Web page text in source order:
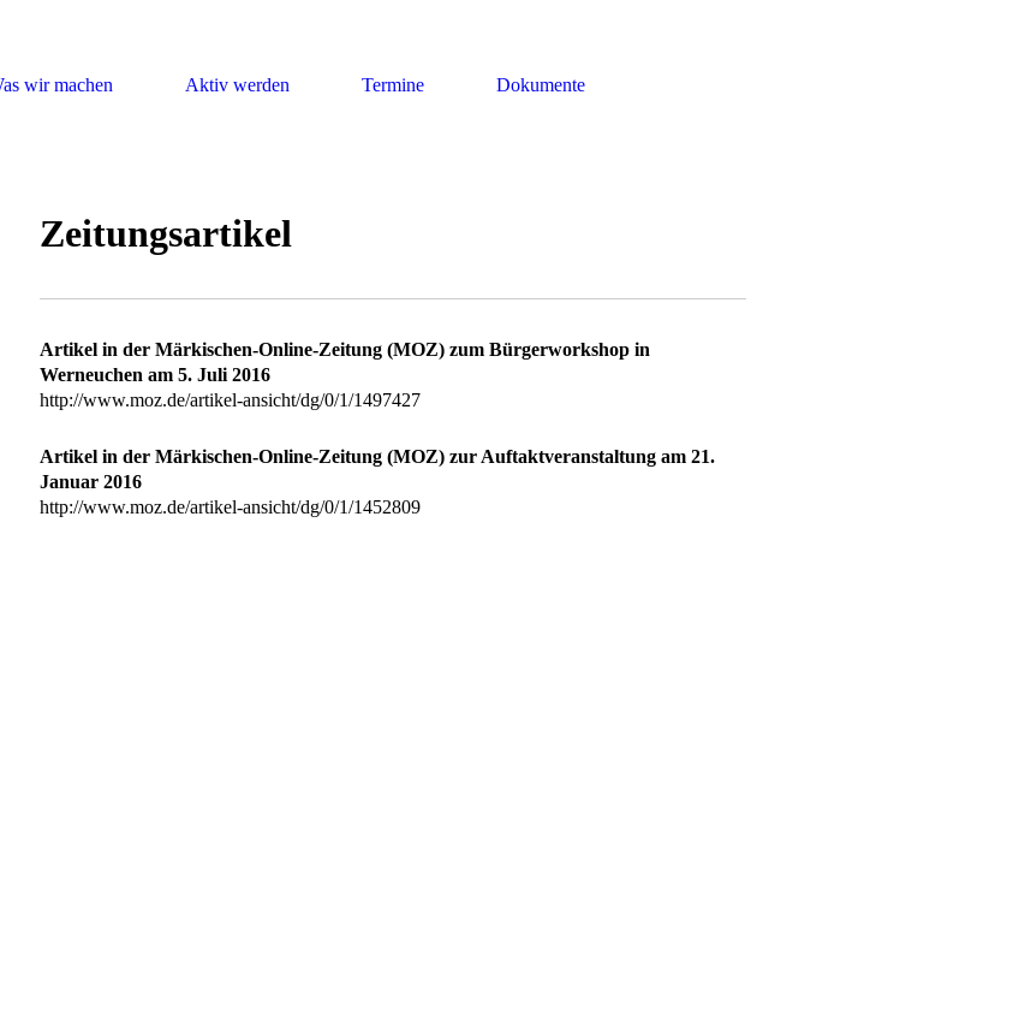
wir machen Aktiv werden Termine Dokumente
Zeitungsartikel
Artikel in der Märkischen-Online-Zeitung (MOZ) zum Bürgerworkshop in
Werneuchen am 5. Juli 2016
http://www.moz.de/artikel-ansicht/dg/0/1/1497427
Artikel in der Märkischen-Online-Zeitung (MOZ) zur Auftaktveranstaltung am 21.
Januar 2016
http://www.moz.de/artikel-ansicht/dg/0/1/1452809